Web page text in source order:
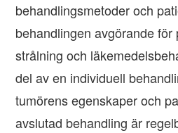
behandlingsmetoder och
behandlingen avgörande för
strålning och
del av en individuell
tumörens egenskaper och
avslutad behandling är